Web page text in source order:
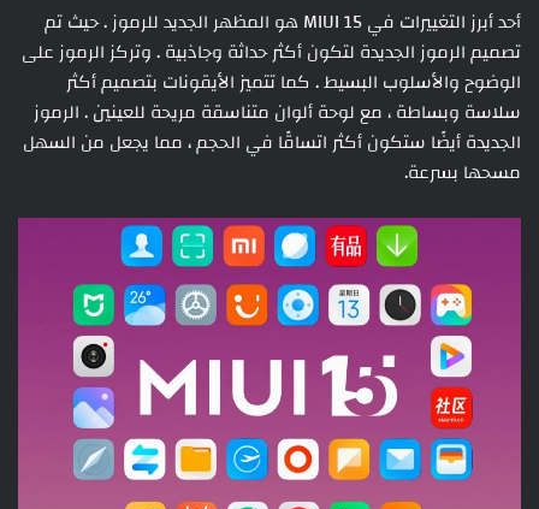
أحد أبرز التغييرات في MIUI 15 هو المظهر الجديد للرموز . حيث تم
تصميم الرموز الجديدة لتكون أكثر حداثة وجاذبية . وتركز الرموز على
الوضوح والأسلوب البسيط . كما تتميز الأيقونات بتصميم أكثر
سلاسة وبساطة ، مع لوحة ألوان متناسقة مريحة للعينين . الرموز
الجديدة أيضًا ستكون أكثر اتساقًا في الحجم ، مما يجعل من السهل
مسحها بسرعة.